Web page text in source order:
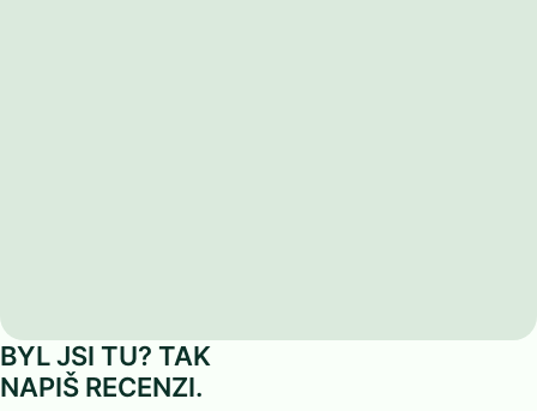
BYL JSI TU? TAK
NAPIŠ RECENZI.